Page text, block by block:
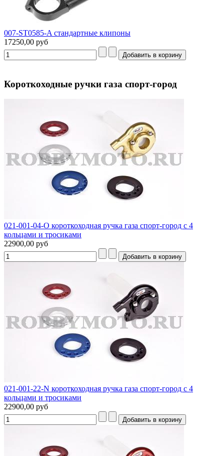
007-ST0585-A стандартные клипоны
17250,00 руб
Короткоходные ручки газа спорт-город
021-001-04-O короткоходная ручка газа спорт-город с 4
кольцами и тросиками
22900,00 руб
021-001-22-N короткоходная ручка газа спорт-город с 4
кольцами и тросиками
22900,00 руб